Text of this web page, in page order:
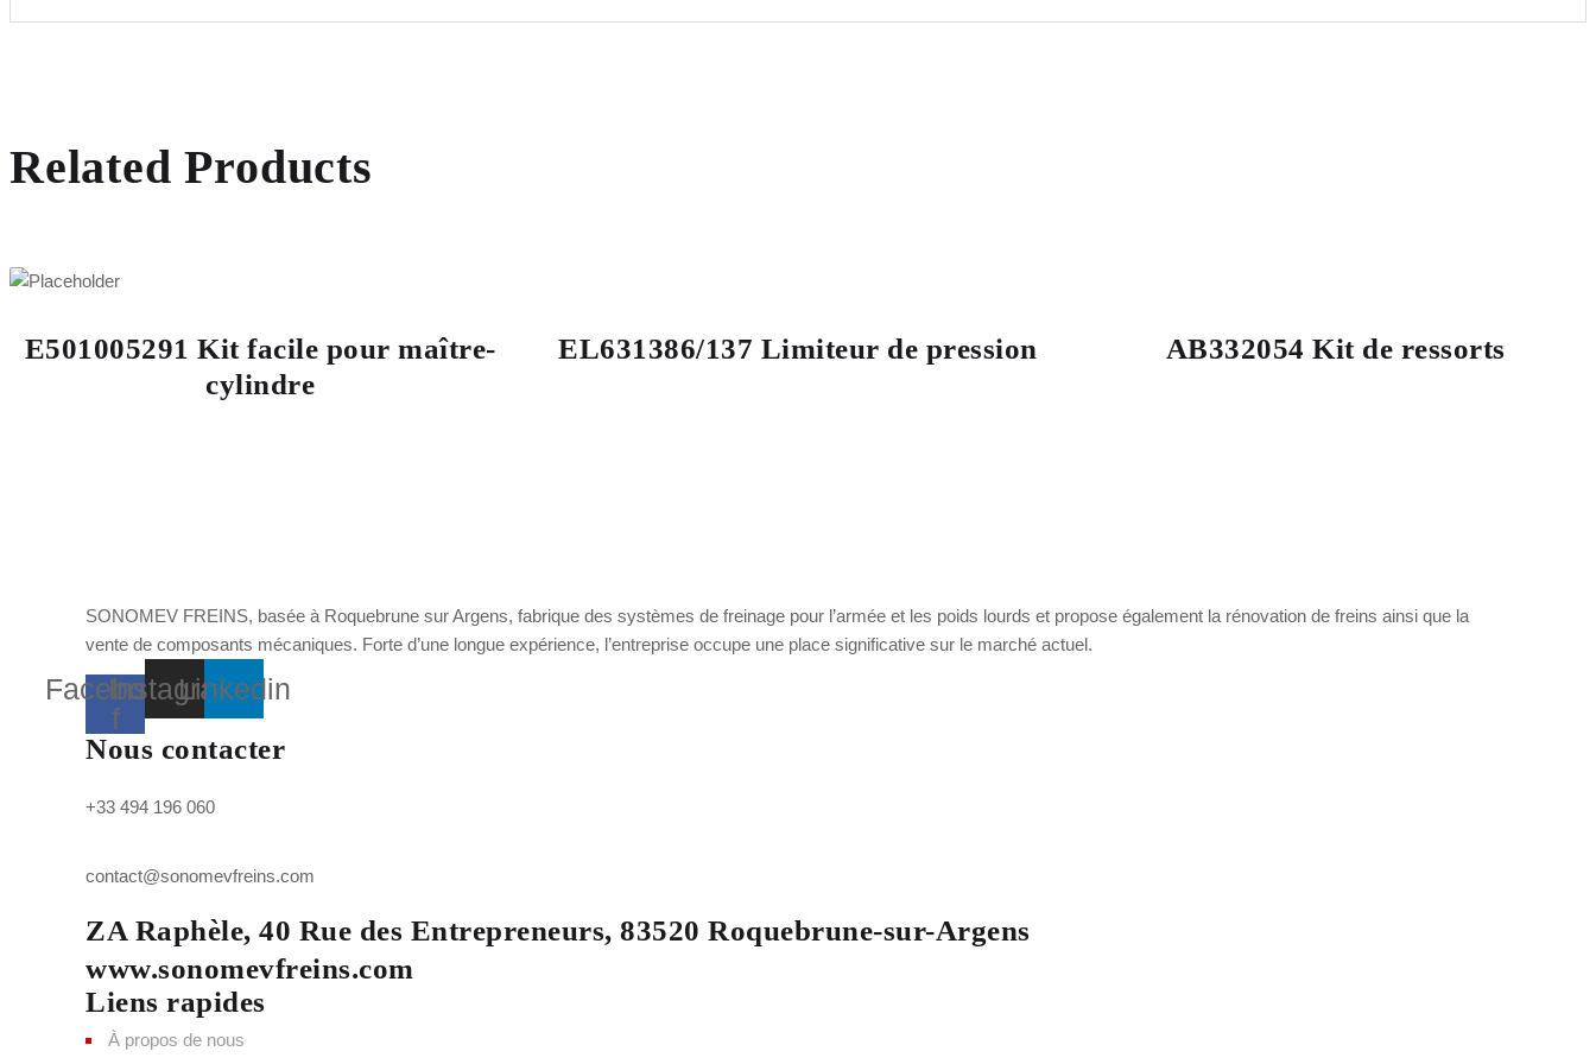
Related Products
E501005291 Kit facile pour maître-
cylindre
EL631386/137 Limiteur de pression AB332054 Kit de ressorts
SONOMEV FREINS, basée à Roquebrune sur Argens, fabrique des systèmes de freinage pour l’armée et les poids lourds et propose également la rénovation de freins ainsi que la
vente de composants mécaniques. Forte d’une longue expérience, l’entreprise occupe une place significative sur le marché actuel.
Facebook-
f
Instagram
Linkedin
Nous contacter
+33 494 196 060
contact@sonomevfreins.com
ZA Raphèle, 40 Rue des Entrepreneurs, 83520 Roquebrune-sur-Argens
www.sonomevfreins.com
Liens rapides
À propos de nous